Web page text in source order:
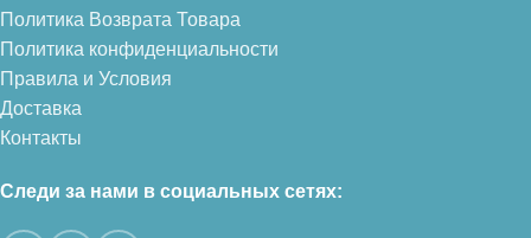
Политика Возврата Товара
Политика конфиденциальности
Правила и Условия
Доставка
Контакты
Следи за нами в социальных сетях: